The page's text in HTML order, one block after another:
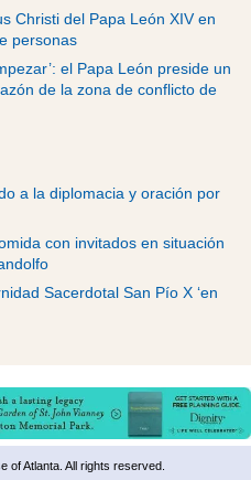
Christi del Papa León XIV en
personas
el Papa León preside un
de la zona de conflicto de
a la diplomacia y oración por
con invitados en situación
Sacerdotal San Pío X ‘en
of Atlanta. All rights reserved.